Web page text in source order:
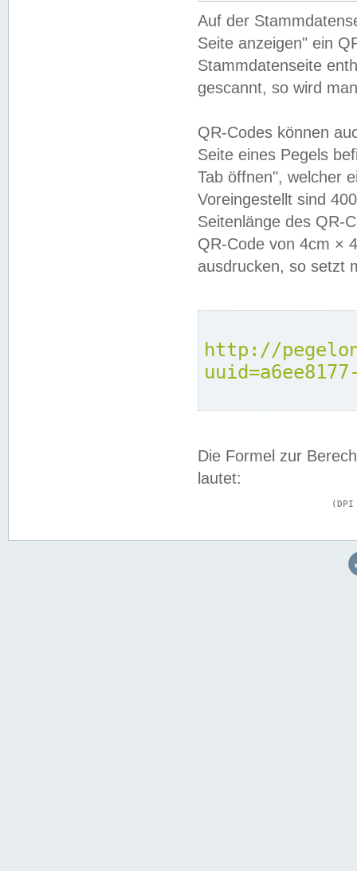
Auf der
Seite anzeigen" ein
Stammdatenseite
gescannt, so wird
QR-Codes können
Seite eines Pegels
Tab öffnen", welcher
Voreingestellt sind
Seitenlänge des QR-
QR-Code von 4cm ×
ausdrucken, so setzt
http://
Die Formel zur
lautet: